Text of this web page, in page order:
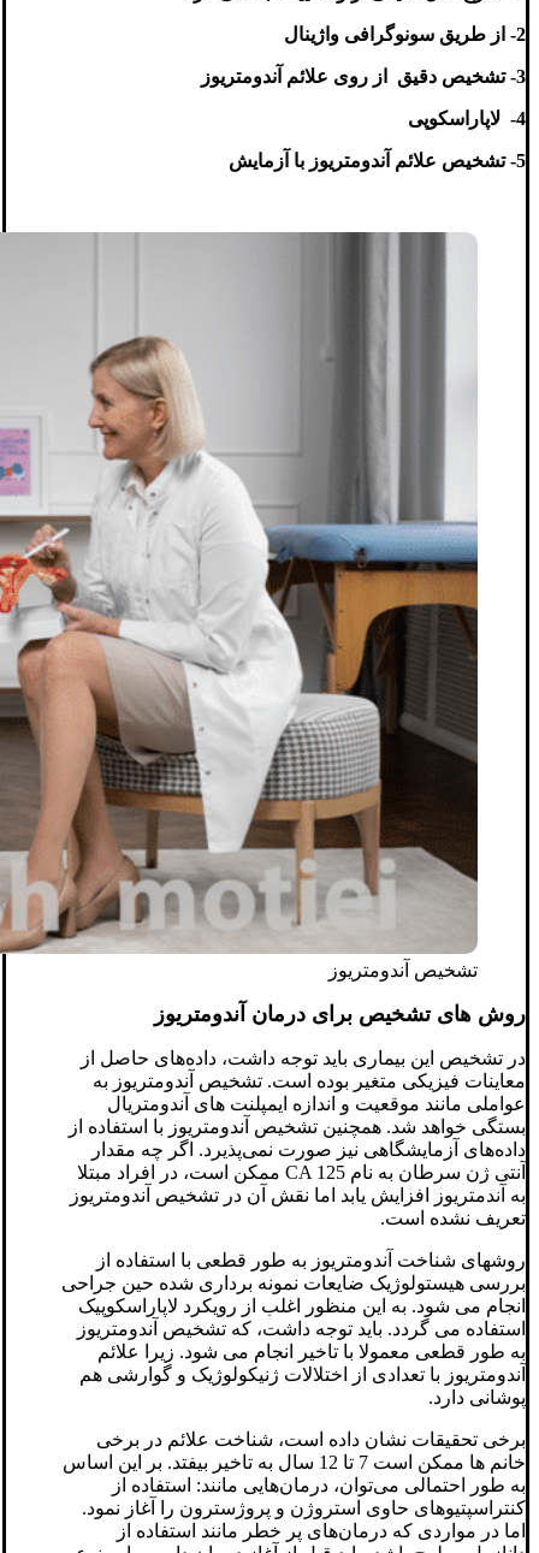
2- از طریق سونوگرافی واژینال
3- تشخیص دقیق از روی علائم آندومتریوز
4- لاپاراسکوپی
5- تشخیص علائم آندومتریوز با آزمایش
تشخیص آندومتریوز
روش هایتشخیص برای درمان آندومتریوز
در تشخیص این بیماری باید توجه داشت، داده‌های حاصل از
معاینات فیزیکی متغیر بوده است. تشخیص آندومتریوز به
عواملی مانند موقعیت و اندازه ایمپلنت های آندومتریال
بستگی خواهد شد. همچنین تشخیص آندومتریوز با استفاده از
داده‌های آزمایشگاهی نیز صورت نمی‌پذیرد. اگر چه مقدار
آنتی ژن سرطان به نام CA 125 ممکن است، در افراد مبتلا
به آندمتریوز افزایش یابد اما نقش آن در تشخیص آندومتریوز
تعریف نشده است.
روشهای شناخت آندومتریوز به طور قطعی با استفاده از
بررسی هیستولوژیک ضایعات نمونه برداری شده حین جراحی
انجام می شود. به این منظور اغلب از رویکرد لاپاراسکوپیک
استفاده می گردد. باید توجه داشت، که تشخیص آندومتریوز
به طور قطعی معمولا با تاخیر انجام می شود. زیرا علائم
آندومتریوز با تعدادی از اختلالات ژنیکولوژیک و گوارشی هم
پوشانی دارد.
برخی تحقیقات نشان داده است، شناخت علائم در برخی
خانم ها ممکن است 7 تا 12 سال به تاخیر بیفتد. بر این اساس
به طور احتمالی می‌توان، درمان‌هایی مانند: استفاده از
کنتراسپتیوهای حاوی استروژن و پروژسترون را آغاز نمود.
اما در مواردی که درمان‌های پر خطر مانند استفاده از